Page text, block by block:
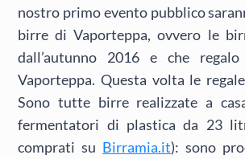
nostro primo evento pubblico
birre di Vaporteppa, ovvero le
dall’autunno 2016 e che
Vaporteppa. Questa volta le
Sono tutte birre realizzate a
fermentatori di plastica da 23
comprati su Birramia.it): sono